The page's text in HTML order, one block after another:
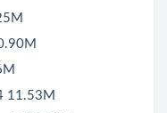
11.53M